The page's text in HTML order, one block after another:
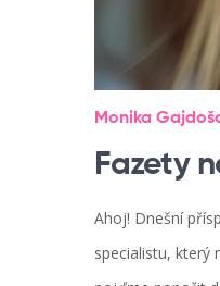
Monika
Fazety
Ahoj! Dnešní
specialistu, který